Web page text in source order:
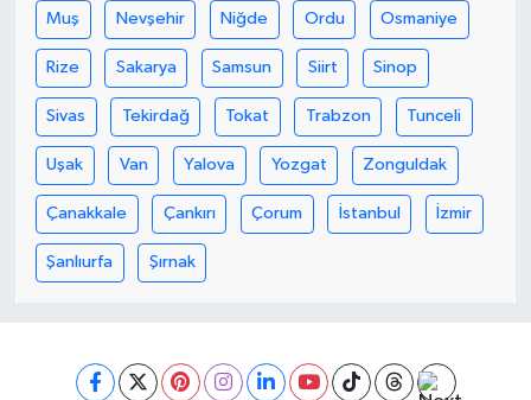
Muş Nevşehir Niğde Ordu Osmaniye
Rize Sakarya Samsun Siirt Sinop
Sivas Tekirdağ Tokat Trabzon Tunceli
Uşak Van Yalova Yozgat Zonguldak
Çanakkale Çankırı Çorum İstanbul İzmir
Şanlıurfa Şırnak
ÇEK GÖNDER
KİTAP
HEDEF2020
OTOMOBİL
MİZAH
Genel